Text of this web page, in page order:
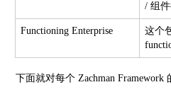
/ 组件
Functioning Enterprise
这个
下面就对每个 Zachman Framework